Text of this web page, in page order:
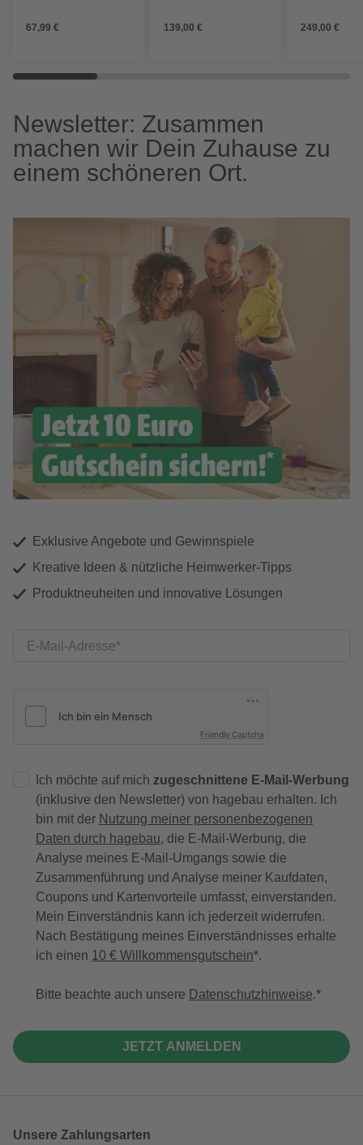
67,99 € 139,00 € 249,00 €
Newsletter: Zusammen
machen wir Dein Zuhause zu
einem schöneren Ort.
Exklusive Angebote und Gewinnspiele
Kreative Ideen & nützliche Heimwerker-Tipps
Produktneuheiten und innovative Lösungen
E-Mail-Adresse
Friendly Captcha
Ich möchte auf mich zugeschnittene E-Mail-Werbung
(inklusive den Newsletter) von hagebau erhalten. Ich
bin mit der Nutzung meiner personenbezogenen
Daten durch hagebau, die E-Mail-Werbung, die
Analyse meines E-Mail-Umgangs sowie die
Zusammenführung und Analyse meiner Kaufdaten,
Coupons und Kartenvorteile umfasst, einverstanden.
Mein Einverständnis kann ich jederzeit widerrufen.
Nach Bestätigung meines Einverständnisses erhalte
ich einen 10 € Willkommensgutschein*.
Bitte beachte auch unsere Datenschutzhinweise.
JETZT ANMELDEN
Unsere Zahlungsarten